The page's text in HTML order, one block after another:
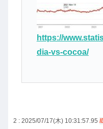
https://
dia-vs-cocoa/
2 : 2025/07/17(木) 10:31:57.95